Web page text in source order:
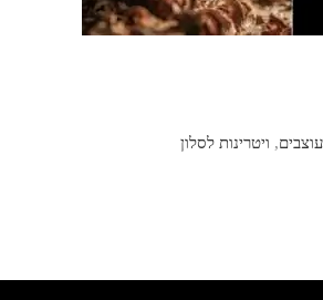
, ויטרינות לסלון